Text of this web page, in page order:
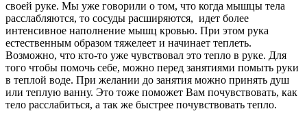
своей руке. Мы уже говорили о том, что когда мышцы тела
расслабляются, то сосуды расширяются, идет более
интенсивное наполнение мышц кровью. При этом рука
естественным образом тяжелеет и начинает теплеть.
Возможно, что кто-то уже чувствовал это тепло в руке. Для
того чтобы помочь себе, можно перед занятиями помыть руки
в теплой воде. При желании до занятия можно принять душ
или теплую ванну. Это тоже поможет Вам почувствовать, как
тело расслабиться, а так же быстрее почувствовать тепло.